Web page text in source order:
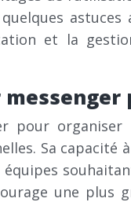
et la
pour
Sa capacité
une